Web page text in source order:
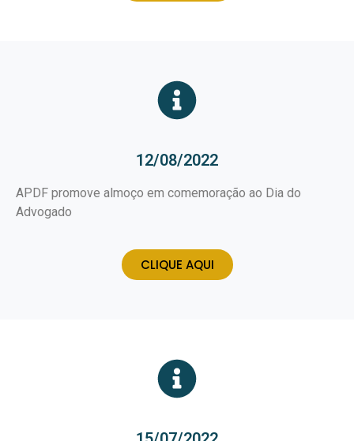
12/08/2022
APDF promove almoço em comemoração ao Dia do
Advogado
CLIQUE AQUI